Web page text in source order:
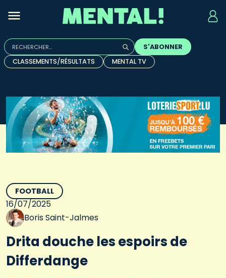
Rechercher :
Quand les résultats de l'auto-complétion sont
S'ABONNER
CLASSEMENTS/RÉSULTATS
MENTAL TV
FOOTBALL
16/07/2025
Boris Saint-Jalmes
Drita douche les espoirs de
Differdange